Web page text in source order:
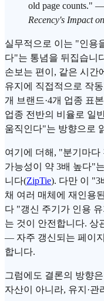
old page counts."
Recency's Impact
실무적으로 이는 "인용
다"는 통념을 뒤집습니
손보는 편이, 같은 시간
유지에 직접적으로 작
개 브랜드·4개 업종 표
업종 전반의 비율로 일
움직인다"는 방향으로
여기에 더해, "분기마다
가능성이 약 3배 높다"
니다(ZipTie). 다만 이 "3
채 여러 매체에 재인용
다 "갱신 주기가 인용
는 것이 안전합니다. 상
— 자주 갱신되는 페이
합니다.
그럼에도 결론의 방향
자산이 아니라, 유지·